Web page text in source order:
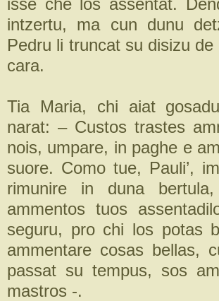
isse che los assentat.
intzertu, ma cun dunu
Pedru li truncat su disizu
cara.
Tia Maria, chi aiat
narat: – Custos trastes
nois, umpare, in paghe e
suore. Como tue, Pauli’,
rimunire in duna
ammentos tuos
seguru, pro chi los potas
ammentare cosas bellas,
passat su tempus, sos
mastros -.